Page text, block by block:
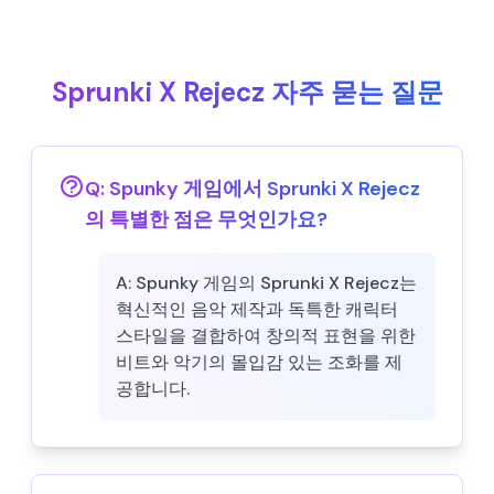
Sprunki X Rejecz 자주 묻는 질문
Q: Spunky 게임에서 Sprunki X Rejecz
의 특별한 점은 무엇인가요?
A: Spunky 게임의 Sprunki X Rejecz는
혁신적인 음악 제작과 독특한 캐릭터
스타일을 결합하여 창의적 표현을 위한
비트와 악기의 몰입감 있는 조화를 제
공합니다.